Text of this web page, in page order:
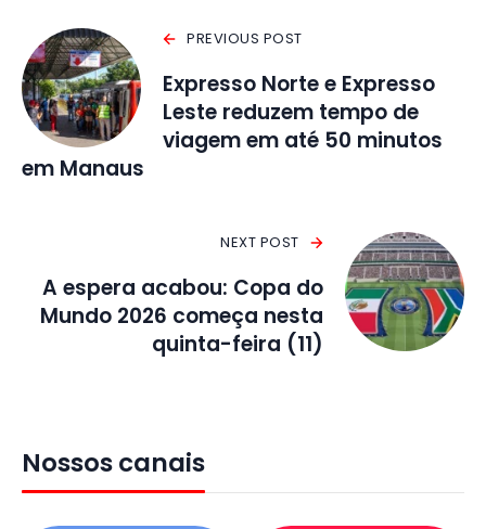
PREVIOUS POST
Expresso Norte e Expresso
Leste reduzem tempo de
viagem em até 50 minutos
em Manaus
NEXT POST
A espera acabou: Copa do
Mundo 2026 começa nesta
quinta-feira (11)
Nossos canais